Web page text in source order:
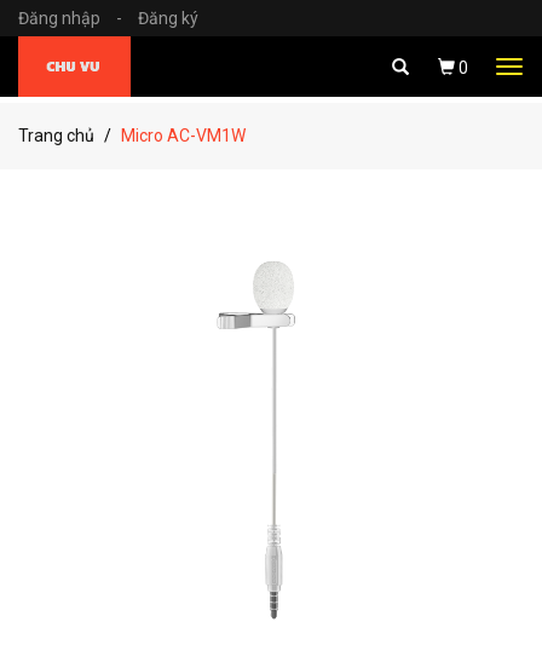
Đăng nhập - Đăng ký
0
Trang chủ Micro AC-VM1W